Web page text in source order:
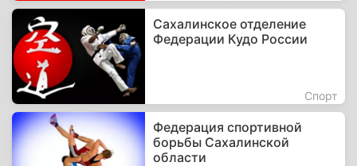
Сахалинское отделение
Федерации Кудо России
Спорт
Федерация спортивной
борьбы Сахалинской
области